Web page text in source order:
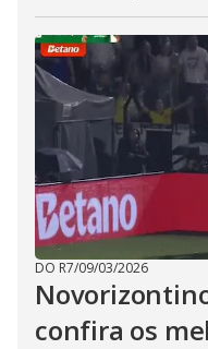
DO R7/09/03/2026
confira os